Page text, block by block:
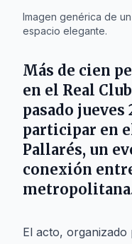
Imagen genérica de
espacio elegante.
Más de cien
en el Real
pasado jueves
participar en
Pallarés, un
conexión
El acto, organizado